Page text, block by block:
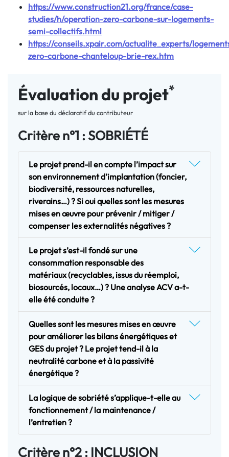
https://www.construction21.org/france/case-
studies/h/operation-zero-carbone-sur-logements-
semi-collectifs.html
https://conseils.xpair.com/actualite_experts/
zero-carbone-chanteloup-brie-rex.htm
Évaluation du projet*
sur la base du déclaratif du contributeur
Critère n°1 : SOBRIÉTÉ
Le projet prend-il en compte l’impact sur
son environnement d’implantation (foncier,
biodiversité, ressources naturelles,
riverains…) ? Si oui quelles sont les mesures
mises en œuvre pour prévenir / mitiger /
compenser les externalités négatives ?
Le projet s’est-il fondé sur une
consommation responsable des
matériaux (recyclables, issus du réemploi,
biosourcés, locaux…) ? Une analyse ACV a-t-
elle été conduite ?
Quelles sont les mesures mises en œuvre
pour améliorer les bilans énergétiques et
GES du projet ? Le projet tend-il à la
neutralité carbone et à la passivité
énergétique ?
La logique de sobriété s’applique-t-elle au
fonctionnement / la maintenance /
l’entretien ?
Critère n°2 : INCLUSION